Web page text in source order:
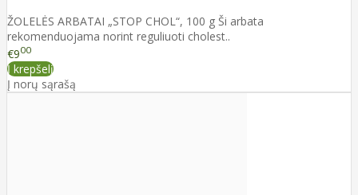
ŽOLELĖS ARBATAI „STOP CHOL“, 100 g Ši arbata
rekomenduojama norint reguliuoti cholest..
€900
Į krepšelį
Į norų sąrašą